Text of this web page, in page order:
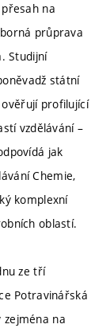
na
průprava
Studijní
státní
profilující
vzdělávání –
jak
Chemie,
komplexní
oblastí.
ze tří
Potravinářská
na